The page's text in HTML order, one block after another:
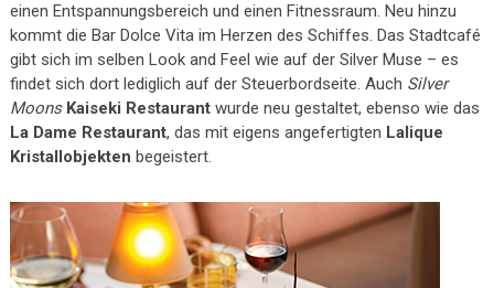
einen Entspannungsbereich und einen Fitnessraum. Neu hinzu
kommt die Bar Dolce Vita im Herzen des Schiffes. Das Stadtcafé
gibt sich im selben Look and Feel wie auf der Silver Muse – es
findet sich dort lediglich auf der Steuerbordseite. Auch Silver
Moons Kaiseki Restaurantwurde neu gestaltet, ebenso wie das
La Dame Restaurant, das mit eigens angefertigten Lalique
Kristallobjekten begeistert.